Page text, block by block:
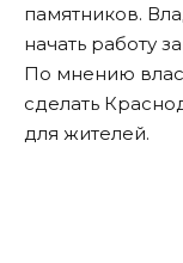
памятников.
начать работу
По мнению
сделать
для жителей.